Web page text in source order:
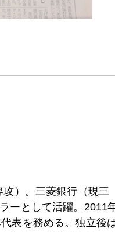
）。三菱銀行（現三
ーとして活躍。2011
表を務める。独立後